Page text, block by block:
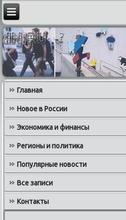
Главная
Новое в России
Экономика и финансы
Регионы и политика
Популярные новости
Все записи
Контакты